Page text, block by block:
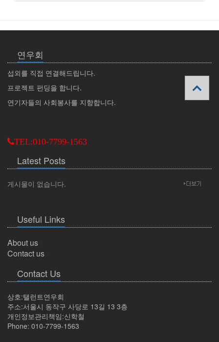
연우회
섭외를 직접 연결해드립니다.
프로젝트 펀딩을 합니다.
연기자들의 사회봉사를 지향합니다.
TEL:010-7799-1563
Latest Posts
게시물이 없습니다.
Useful Links
About us
Contact us
Contact Us
상호:탤런트연우회
주소:서울시 동작구 사당로 13길 13 3층
개인정보관리책임:신학철
Phone: 010-7799-1563